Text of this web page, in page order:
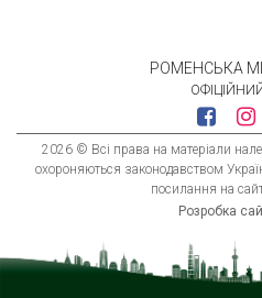
РОМЕНСЬКА
2026 © Всі права на матеріали
охороняються законодавством
посилання на
Розробка